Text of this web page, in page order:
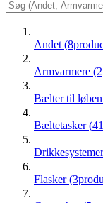
Andet (8
Armvarmere (2
Bælter til
Bæltetasker (41
Drikkesystemer
Flasker (3